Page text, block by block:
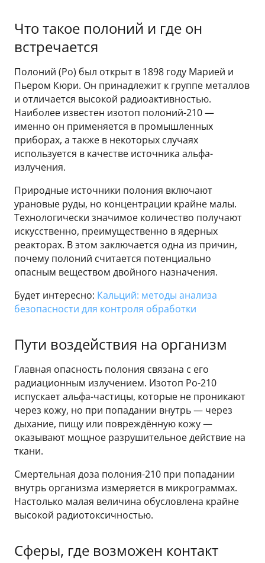
Что такое полоний и где он
встречается
Полоний (Po) был открыт в 1898 году Марией и
Пьером Кюри. Он принадлежит к группе металлов
и отличается высокой радиоактивностью.
Наиболее известен изотоп полоний-210 —
именно он применяется в промышленных
приборах, а также в некоторых случаях
используется в качестве источника альфа-
излучения.
Природные источники полония включают
урановые руды, но концентрации крайне малы.
Технологически значимое количество получают
искусственно, преимущественно в ядерных
реакторах. В этом заключается одна из причин,
почему полоний считается потенциально
опасным веществом двойного назначения.
Будет интересно: Кальций: методы анализа
безопасности для контроля обработки
Пути воздействия на организм
Главная опасность полония связана с его
радиационным излучением. Изотоп Po-210
испускает альфа-частицы, которые не проникают
через кожу, но при попадании внутрь — через
дыхание, пищу или повреждённую кожу —
оказывают мощное разрушительное действие на
ткани.
Смертельная доза полония-210 при попадании
внутрь организма измеряется в микрограммах.
Настолько малая величина обусловлена крайне
высокой радиотоксичностью.
Сферы, где возможен контакт